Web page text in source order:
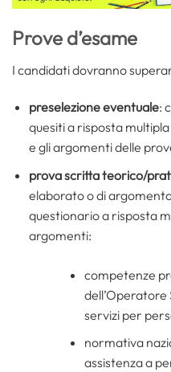
Prove d’esame
I candidati dovranno
preselezione eventuale:
quesiti a risposta
e gli argomenti delle
prova scritta teorico/
elaborato o di
questionario a risposta
argomenti:
competenze
dell’Operatore
servizi per
normativa
assistenza a